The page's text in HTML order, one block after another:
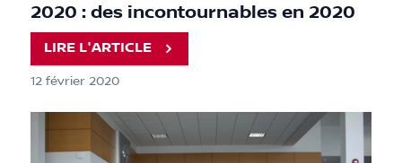
2020 : des incontournables en 2020
LIRE L'ARTICLE
12 février 2020